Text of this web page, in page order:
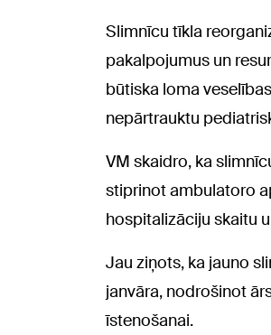
Slimnīcu tīkla
pakalpojumus un
būtiska loma
nepārtrauktu
VM skaidro, ka
stiprinot ambulatoro
hospitalizāciju skaitu
Jau ziņots, ka jauno
janvāra, nodrošinot
īstenošanai.